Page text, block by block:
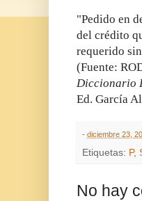
"Pedido en
del crédito
requerido
(Fuente:
Diccionario
Ed. García
- diciembre 23,
Etiquetas: P,
No hay